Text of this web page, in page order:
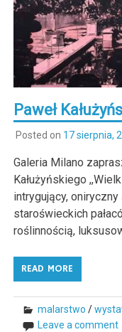
Paweł
Posted on 17 sierpnia,
Galeria Milano
Kałużyńskiego
intrygujący, oniryczny
staroświeckich
roślinnością,
READ MORE
malarstwo /
Leave a comment